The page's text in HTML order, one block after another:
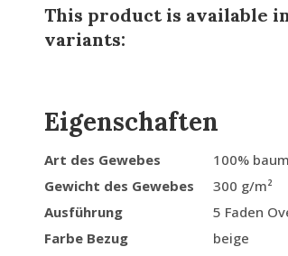
This product is available
variants:
Eigenschaften
Art des Gewebes
100%
Gewicht des Gewebes
300 g/m²
Ausführung
5 Faden
Farbe Bezug
beige